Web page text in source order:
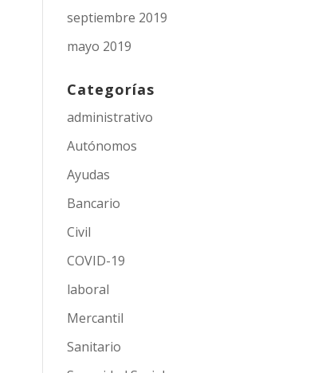
septiembre 2019
mayo 2019
Categorías
administrativo
Autónomos
Ayudas
Bancario
Civil
COVID-19
laboral
Mercantil
Sanitario